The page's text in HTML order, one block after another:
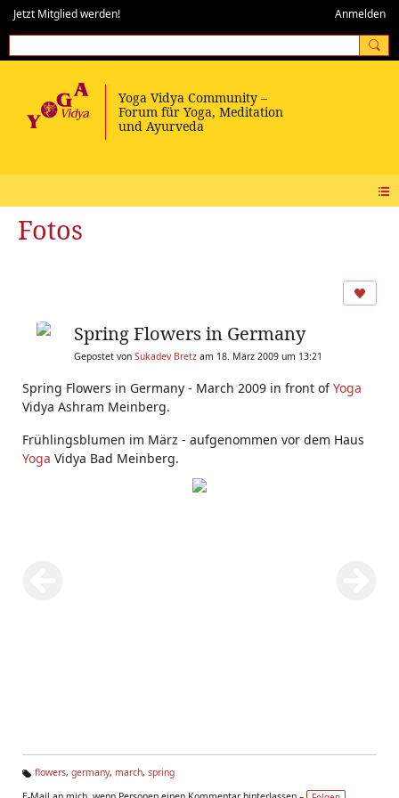
Jetzt Mitglied werden! Anmelden
Fotos
Spring Flowers in Germany
Gepostet von Sukadev Bretz am 18. März 2009 um 13:21
Spring Flowers in Germany - March 2009 in front ofYoga
Vidya Ashram Meinberg.
Frühlingsblumen im März - aufgenommen vor dem Haus
Yoga Vidya Bad Meinberg.
flowers, germany, march, spring